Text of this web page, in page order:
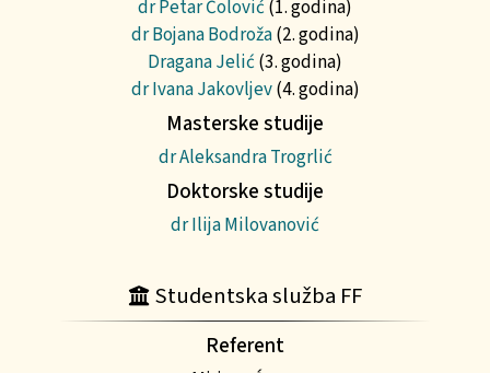
dr Petar Čolović (1. godina)
dr Bojana Bodroža(2. godina)
Dragana Jelić (3. godina)
dr Ivana Jakovljev(4. godina)
Masterske studije
dr Aleksandra Trogrlić
Doktorske studije
dr Ilija Milovanović
Studentska služba FF
Referent